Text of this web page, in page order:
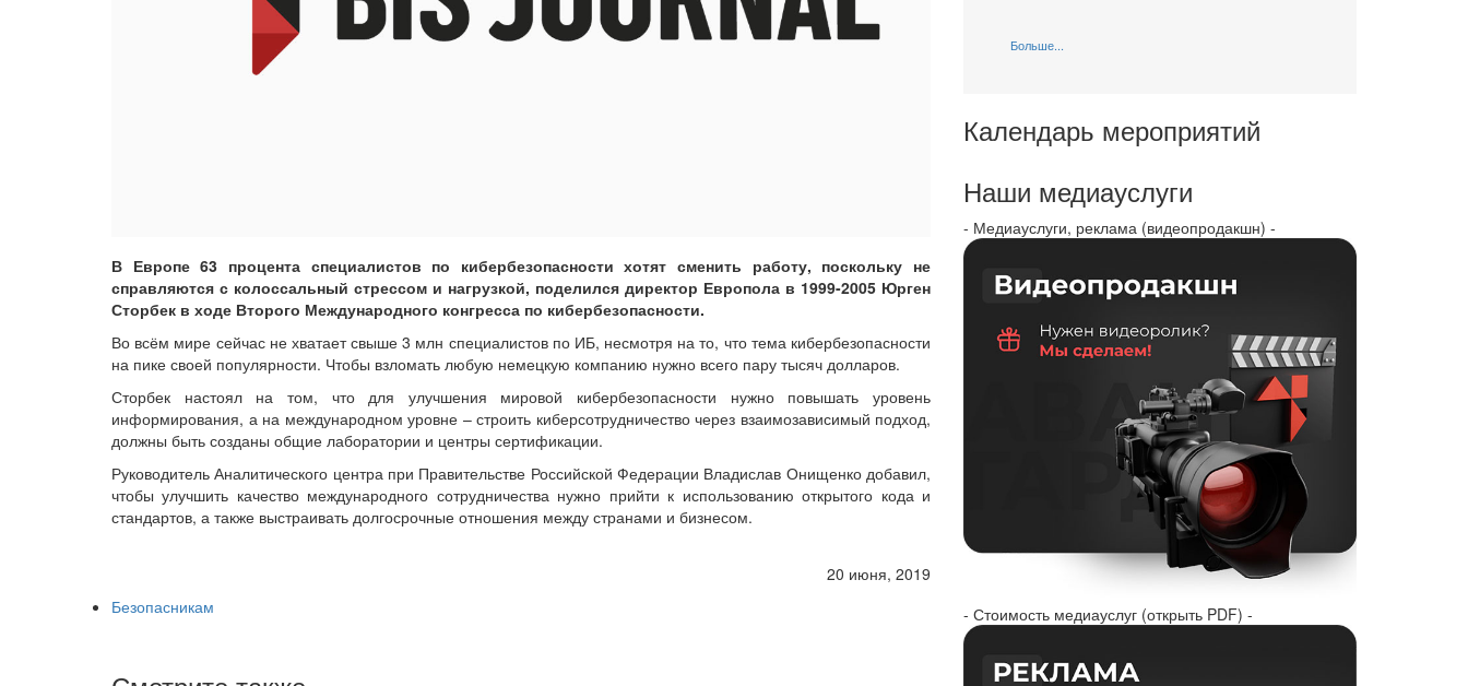
В Европе 63 процента специалистов по кибербезопасности хотят сменить работу, поскольку не
справляются с колоссальный стрессом и нагрузкой, поделился директор Европола в 1999-2005 Юрген
Сторбек в ходе Второго Международного конгресса по кибербезопасности.
Во всём мире сейчас не хватает свыше 3 млн специалистов по ИБ, несмотря на то, что тема кибербезопасности
на пике своей популярности. Чтобы взломать любую немецкую компанию нужно всего пару тысяч долларов.
Сторбек настоял на том, что для улучшения мировой кибербезопасности нужно повышать уровень
информирования, а на международном уровне – строить киберсотрудничество через взаимозависимый подход,
должны быть созданы общие лаборатории и центры сертификации.
Руководитель Аналитического центра при Правительстве Российской Федерации Владислав Онищенко добавил,
чтобы улучшить качество международного сотрудничества нужно прийти к использованию открытого кода и
стандартов, а также выстраивать долгосрочные отношения между странами и бизнесом.
20 июня, 2019
Безопасникам
Больше...
Календарь мероприятий
Наши медиауслуги
- Медиауслуги, реклама (видеопродакшн) -
- Стоимость медиауслуг (открыть PDF) -